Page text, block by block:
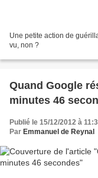
Une petite action de
vu, non ?
Quand Google
minutes 46
Publié le 15/12/2012 à
Par Emmanuel de Reynal